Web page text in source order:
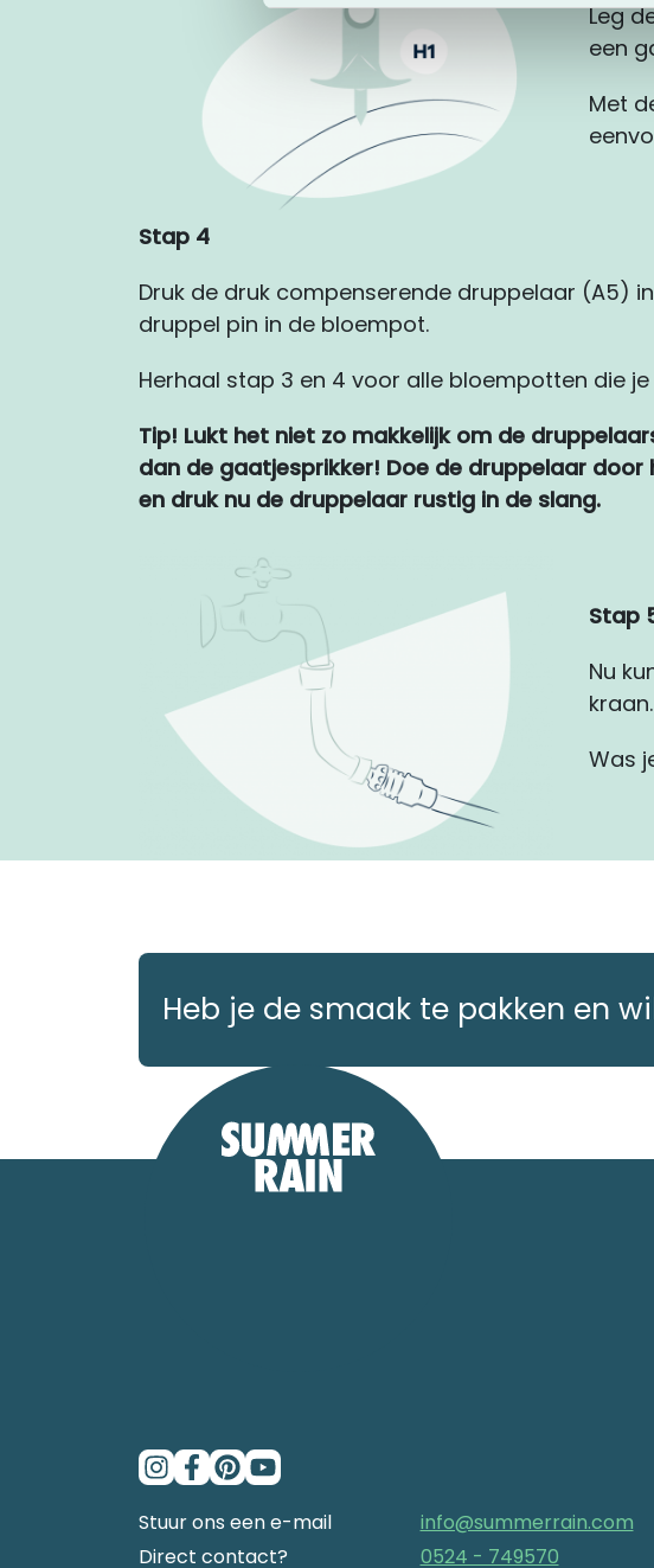
Leg
een
Met
Stap 4
Druk de druk compenserende druppelaar (A5)
druppel pin in de bloempot.
Herhaal stap 3 en 4 voor alle bloempotten die
Tip! Lukt het niet zo makkelijk om de
dan de gaatjesprikker! Doe de druppelaar
en druk nu de druppelaar rustig in de slang.
Stap
Nu
kraan.
Was
Heb je de smaak te pakken en
Stuur ons een e-mail
info@summerrain.com
Direct contact?
0524 - 749570